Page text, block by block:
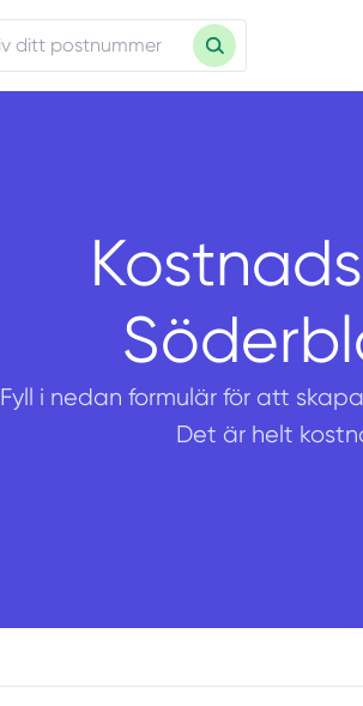
Fyll i nedan formulär för att
Det är helt